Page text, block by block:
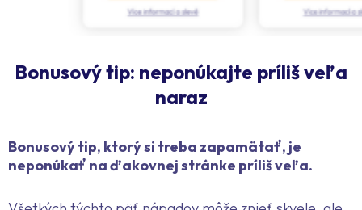
Bonusový tip: neponúkajte príliš veľa
naraz
Bonusový tip, ktorý si treba zapamätať, je
neponúkať na ďakovnej stránke príliš veľa.